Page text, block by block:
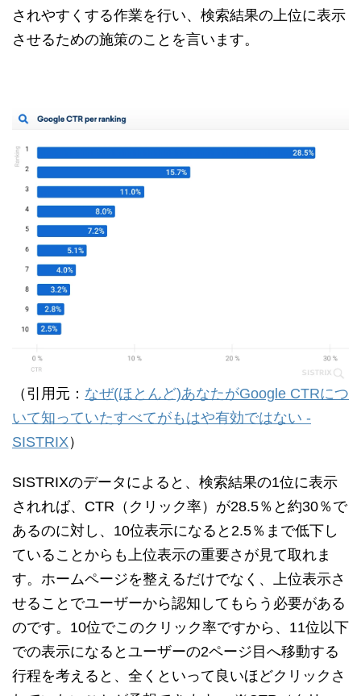
されやすくする作業を行い、検索結果の上位に表示
させるための施策のことを言います。
（引用元： なぜ(ほとんど)あなたがGoogle CTRにつ
いて知っていたすべてがもはや有効ではない -
SISTRIX ）
SISTRIXのデータによると、検索結果の1位に表示
されれば、CTR（クリック率）が28.5％と約30％で
あるのに対し、10位表示になると2.5％まで低下し
ていることからも上位表示の重要さが見て取れま
す。ホームページを整えるだけでなく、上位表示さ
せることでユーザーから認知してもらう必要がある
のです。10位でこのクリック率ですから、11位以下
での表示になるとユーザーの2ページ目へ移動する
行程を考えると、全くといって良いほどクリックさ